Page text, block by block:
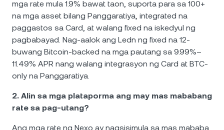
mga rate mula 1.9% bawat taon, suporta para sa 100+
na mga asset bilang Panggaratiya, integrated na
paggastos sa Card, at walang fixed na iskedyul ng
pagbabayad. Nag-aalok ang Ledn ng fixed na 12-
buwang Bitcoin-backed na mga pautang sa 9.99%–
11.49% APR nang walang integrasyon ng Card at BTC-
only na Panggaratiya.
2. Alin sa mga plataporma ang may mas mababang
rate sa pag-utang?
Ang mga rate ng Nexo ay nagsisimula sa mas mababa